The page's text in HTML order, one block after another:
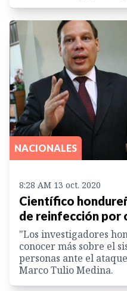
NACIONALES
8:28 AM 13 oct. 2020
Científico
de reinfección por
"Los investigadores
conocer más sobre el
personas ante el
Marco Tulio Medina.